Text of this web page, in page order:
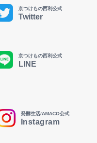
京つけもの西利公式
Twitter
京つけもの西利公式
LINE
発酵生活/AMACO公式
Instagram